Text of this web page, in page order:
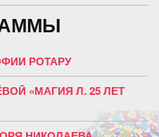
РОТАРУ
«МАГИЯ Л. 25 ЛЕТ